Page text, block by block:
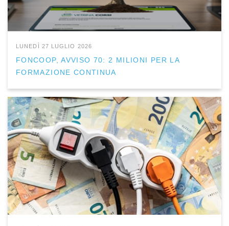
LUNEDÌ 27 LUGLIO 2026
FONCOOP, AVVISO 70: 2 MILIONI PER LA
FORMAZIONE CONTINUA